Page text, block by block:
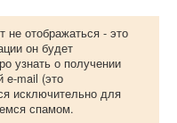
не отображаться - это
он будет
узнать о получении
e-mail (это
исключительно для
спамом.